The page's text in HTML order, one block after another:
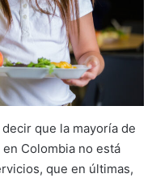
que la mayoría de
Colombia no está
que en últimas,